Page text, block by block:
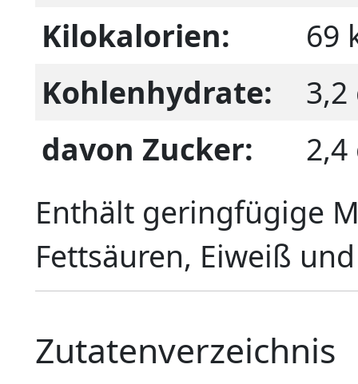
Kilokalorien:
69
Kohlenhydrate:
3,2
davon Zucker:
2,4
Enthält geringfügige
Fettsäuren, Eiweiß
Zutatenverzeichnis